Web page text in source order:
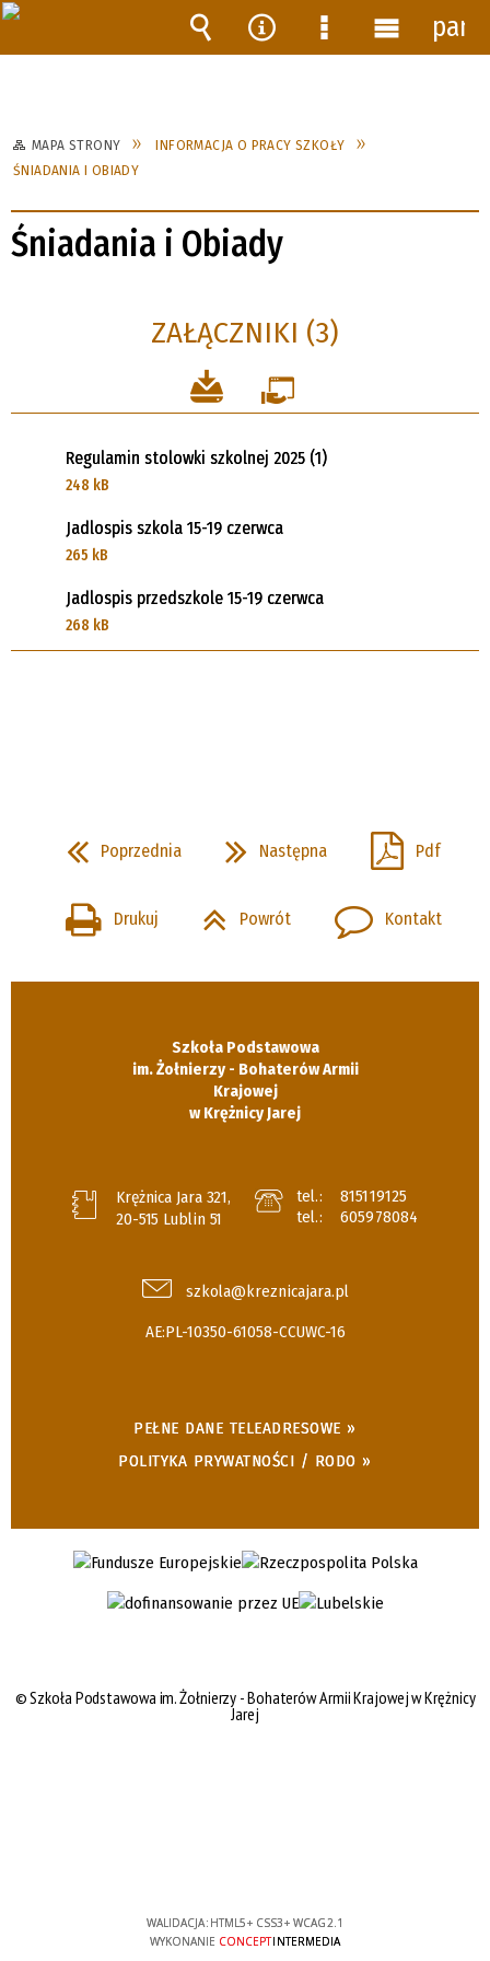
MAPA STRONY
INFORMACJA O PRACY SZKOŁY
ŚNIADANIA I OBIADY
Śniadania i Obiady
ZAŁĄCZNIKI (3)
Regulamin stolowki szkolnej 2025 (1)
248 kB
Jadlospis szkola 15-19 czerwca
265 kB
Jadlospis przedszkole 15-19 czerwca
268 kB
Poprzednia Następna Pdf
Drukuj Powrót Kontakt
Szkoła Podstawowa
im. Żołnierzy - Bohaterów Armii
Krajowej
w Krężnicy Jarej
Krężnica Jara 321,
20-515 Lublin 51
tel.:
815119125
tel.:
605978084
szkola@kreznicajara.pl
AE:PL-10350-61058-CCUWC-16
PEŁNE DANE TELEADRESOWE »
POLITYKA PRYWATNOŚCI / RODO »
©Szkoła Podstawowa im. Żołnierzy - Bohaterów Armii Krajowej w Krężnicy
Jarej
WALIDACJA: HTML5+ CSS3+ WCAG 2.1
WYKONANIE CONCEPTINTERMEDIA
Wyszukiwarka
Narzędzia
MenuMenu